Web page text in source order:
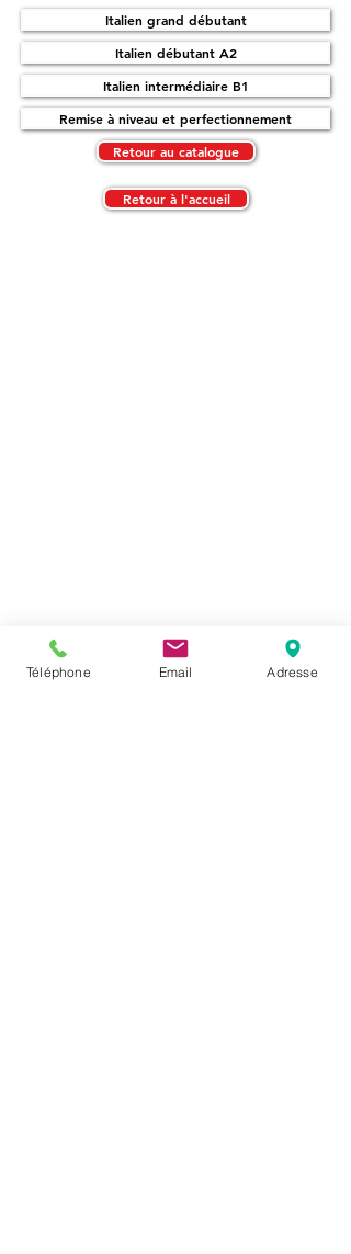
Italien grand débutant
Italien débutant A2
Italien intermédiaire B1
Remise à niveau et perfectionnement
Retour au catalogue
Retour à l'accueil
Téléphone Email Adresse